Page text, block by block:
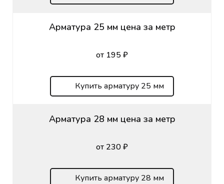
Арматура 25 мм цена за метр
от 195 ₽
Купить арматуру 25 мм
Арматура 28 мм цена за метр
от 230 ₽
Купить арматуру 28 мм